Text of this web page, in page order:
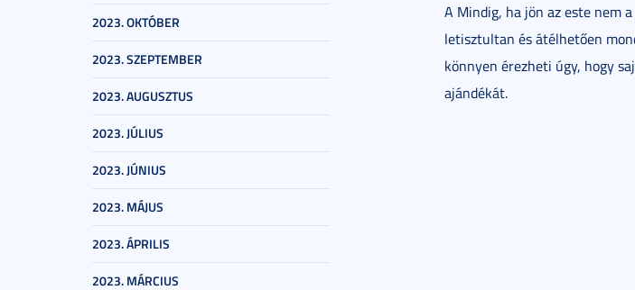
2023. OKTÓBER
2023. SZEPTEMBER
2023. AUGUSZTUS
2023. JÚLIUS
2023. JÚNIUS
2023. MÁJUS
2023. ÁPRILIS
2023. MÁRCIUS
A Mindig, ha jön az este nem
letisztultan és átélhetően
könnyen érezheti úgy, hogy
ajándékát.